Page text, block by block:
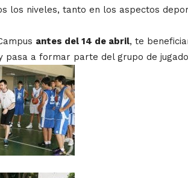
los niveles, tanto en los aspectos
antes del 14 de abril, te
pasa a formar parte del grupo de